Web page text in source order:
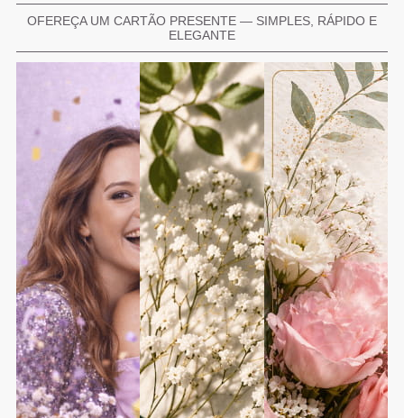
OFEREÇA UM CARTÃO PRESENTE — SIMPLES, RÁPIDO E
ELEGANTE